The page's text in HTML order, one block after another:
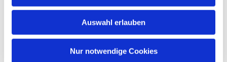
Auswahl erlauben
Nur notwendige Cookies